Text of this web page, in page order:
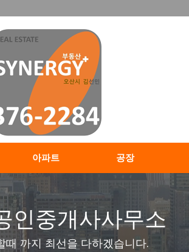
아파트 공장
인중개사사무소
때 까지 최선을 다하겠습니다.